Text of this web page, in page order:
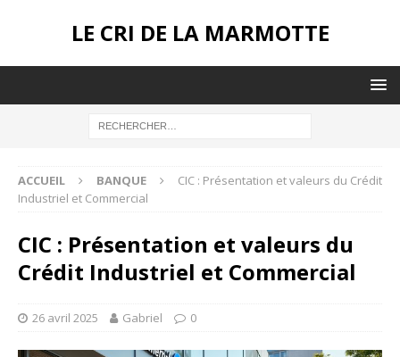
LE CRI DE LA MARMOTTE
ACCUEIL BANQUE
CIC : Présentation et valeurs du Crédit
Industriel et Commercial
CIC : Présentation et valeurs du
Crédit Industriel et Commercial
26 avril 2025 Gabriel 0